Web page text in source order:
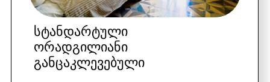
სტანდარტული
სამადგილიანი
განცაკლევებული